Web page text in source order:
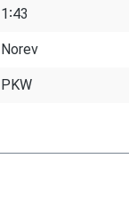
1∶43
Norev
PKW